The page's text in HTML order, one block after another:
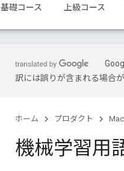
基礎コース 上級コース
訳には誤りが含まれる場合が
ホーム プロダクト
機械学習用